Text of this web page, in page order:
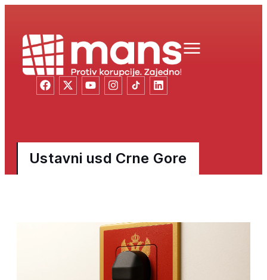
Ustavni usd Crne Gore